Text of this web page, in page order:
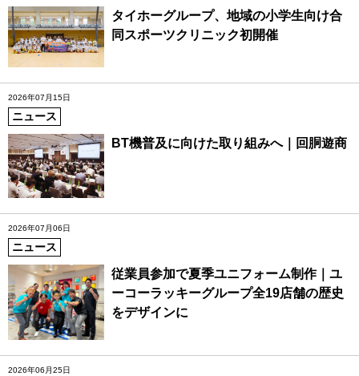
タイホーグループ、地域の小学生向け合
同スポーツクリニック初開催
2026年07月15日
ニュース
BT機普及に向けた取り組みへ｜回胴遊商
2026年07月06日
ニュース
従業員参加で夏季ユニフォーム制作｜ユ
ーコーラッキーグループ全19店舗の歴史
をデザインに
2026年06月25日